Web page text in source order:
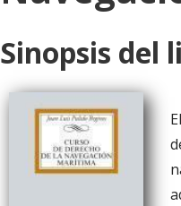
Sinopsis del